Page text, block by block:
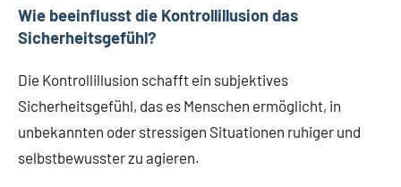
Wie beeinflusst die Kontrollillusion das
Sicherheitsgefühl?
Die Kontrollillusion schafft ein subjektives
Sicherheitsgefühl, das es Menschen ermöglicht, in
unbekannten oder stressigen Situationen ruhiger und
selbstbewusster zu agieren.